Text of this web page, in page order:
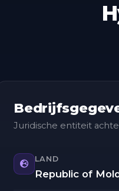
Juridische entiteit
LAND
Republic of